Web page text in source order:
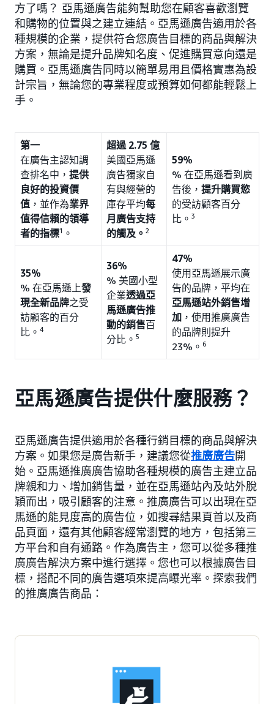
方了嗎？ 亞馬遜廣告能夠幫助您在顧客喜歡瀏覽
和購物的位置與之建立連結。亞馬遜廣告適用於各
種規模的企業，提供符合您廣告目標的商品與解決
方案，無論是提升品牌知名度、促進購買意向還是
購買。亞馬遜廣告同時以簡單易用且價格實惠為設
計宗旨，無論您的專業程度或預算如何都能輕鬆上
手。
第一
在廣告主認知調
查排名中， 提供
良好的投資價
值 ，並作為業界
值得信賴的領導
者的指標1 。
超過 2.75 億
美國亞馬遜
廣告獨家自
有與經營的
庫存平均每
月廣告支持
的觸及。 2
59%
% 在亞馬遜看到廣
告後， 提升購買慾
的受訪顧客百分
比。 3
35%
% 在亞馬遜上發
現全新品牌之受
訪顧客的百分
比。 4
36%
% 美國小型
企業透過亞
馬遜廣告推
動的銷售百
分比。 5
47%
使用亞馬遜展示廣
告的品牌，平均在
亞馬遜站外銷售增
加 ，使用推廣廣告
的品牌則提升
23%。 6
亞馬遜廣告提供什麼服務？
亞馬遜廣告提供適用於各種行銷目標的商品與解決
方案。如果您是廣告新手，建議您從推廣廣告開
始。亞馬遜推廣廣告協助各種規模的廣告主建立品
牌親和力、增加銷售量，並在亞馬遜站內及站外脫
穎而出，吸引顧客的注意。推廣廣告可以出現在亞
馬遜的能見度高的廣告位，如搜尋結果頁首以及商
品頁面，還有其他顧客經常瀏覽的地方，包括第三
方平台和自有通路。作為廣告主，您可以從多種推
廣廣告解決方案中進行選擇。您也可以根據廣告目
標，搭配不同的廣告選項來提高曝光率。探索我們
的推廣廣告商品：